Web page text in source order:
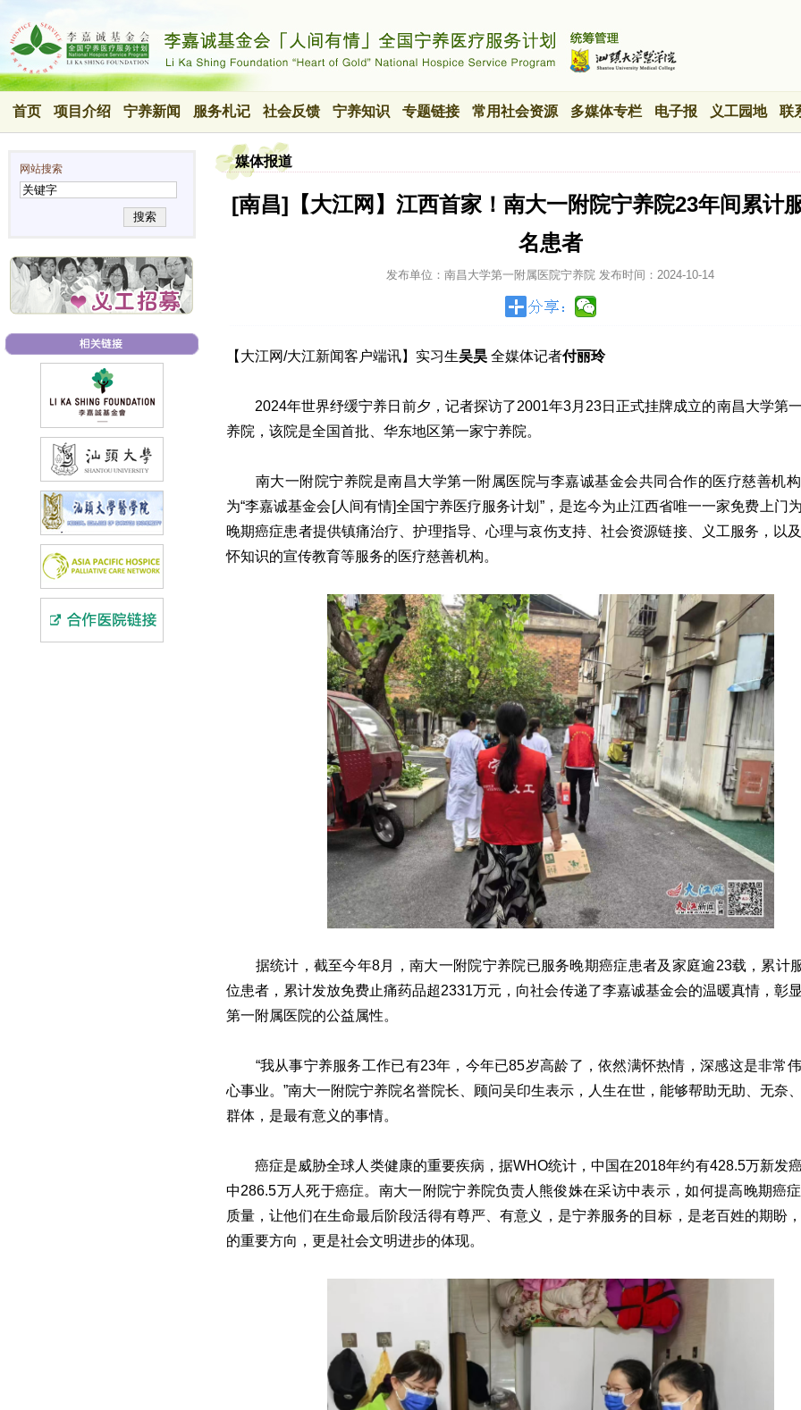
首页 项目介绍 宁养新闻 服务札记 社会反馈 宁养知识 专题链接 常用社会资源 多媒体专栏 电子报 义工园地 联
网站搜索
搜索
媒体报道
[南昌]【大江网】江西首家！南大一附院宁养院23年间累计
名患者
发布单位：南昌大学第一附属医院宁养院 发布时间： 2024-10-14
【大江网/大江新闻客户端讯】实习生吴昊 全媒体记者付丽玲
2024年世界纾缓宁养日前夕，记者探访了2001年3月23日正式挂牌成立的南昌大学第
养院，该院是全国首批、华东地区第一家宁养院。
南大一附院宁养院是南昌大学第一附属医院与李嘉诚基金会共同合作的医疗慈善机
为“李嘉诚基金会[人间有情]全国宁养医疗服务计划”，是迄今为止江西省唯一一家免费上门
晚期癌症患者提供镇痛治疗、护理指导、心理与哀伤支持、社会资源链接、义工服务，以
怀知识的宣传教育等服务的医疗慈善机构。
据统计，截至今年8月，南大一附院宁养院已服务晚期癌症患者及家庭逾23载，累计
位患者，累计发放免费止痛药品超2331万元，向社会传递了李嘉诚基金会的温暖真情，彰
第一附属医院的公益属性。
“我从事宁养服务工作已有23年，今年已85岁高龄了，依然满怀热情，深感这是非常
心事业。”南大一附院宁养院名誉院长、顾问吴印生表示，人生在世，能够帮助无助、无奈
群体，是最有意义的事情。
癌症是威胁全球人类健康的重要疾病，据WHO统计，中国在2018年约有428.5万新发
中286.5万人死于癌症。南大一附院宁养院负责人熊俊姝在采访中表示，如何提高晚期癌
质量，让他们在生命最后阶段活得有尊严、有意义，是宁养服务的目标，是老百姓的期盼
的重要方向，更是社会文明进步的体现。